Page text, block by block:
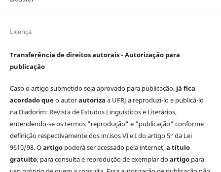
Licença
Transferência de direitos autorais - Autorização para
publicação
Caso o artigo submetido seja aprovado para publicação, já fica
acordado queo autorautoriza a UFRJ a reproduzi-lo e publicá-lo
na Diadorim: Revista de Estudos Linguísticos e Literários,
entendendo-se os termos "reprodução" e "publicação" conforme
definição respectivamente dos incisos VI e I do artigo 5° da Lei
9610/98. Oartigopoderá ser acessado pela internet,a título
gratuito, para consulta e reprodução de exemplar doartigopara